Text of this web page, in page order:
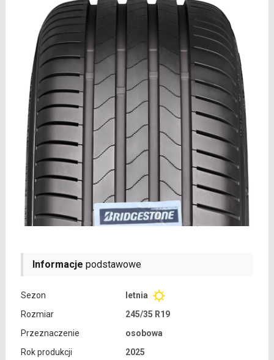
Informacje podstawowe
Sezon
letnia
Rozmiar
245/35 R19
Przeznaczenie
osobowa
Rok produkcji
2025